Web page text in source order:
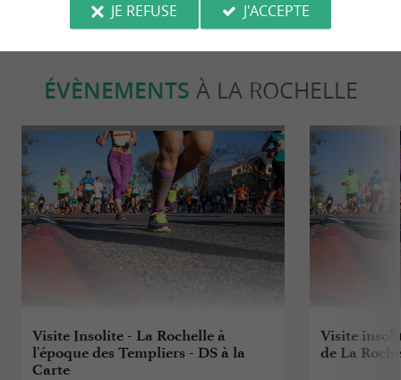
ÉVÈNEMENTS À LA ROCHELLE
Visite Insolite - La Rochelle à
l'époque des Templiers - DS à la
Carte
Visite
de La
JE REFUSE
J'ACCEPTE